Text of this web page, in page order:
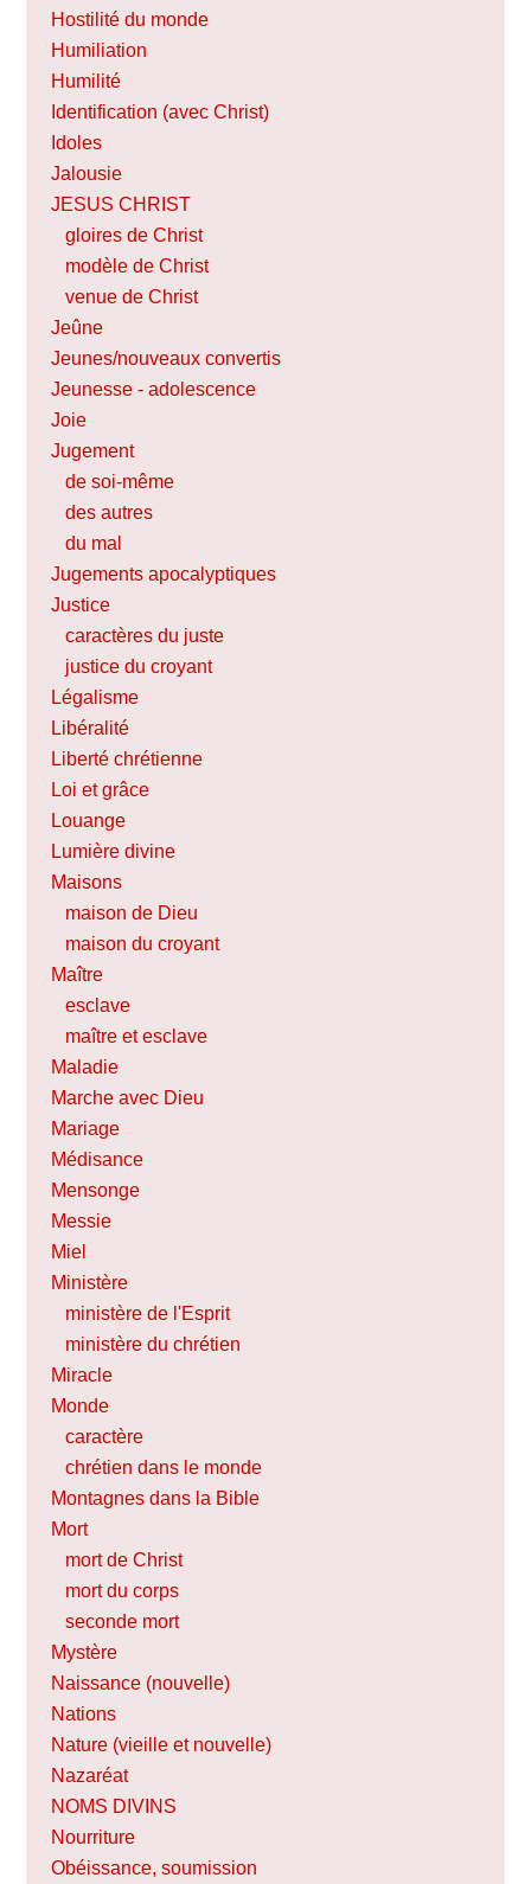
Hostilité du monde
Humiliation
Humilité
Identification (avec Christ)
Idoles
Jalousie
JESUS CHRIST
gloires de Christ
modèle de Christ
venue de Christ
Jeûne
Jeunes/nouveaux convertis
Jeunesse - adolescence
Joie
Jugement
de soi-même
des autres
du mal
Jugements apocalyptiques
Justice
caractères du juste
justice du croyant
Légalisme
Libéralité
Liberté chrétienne
Loi et grâce
Louange
Lumière divine
Maisons
maison de Dieu
maison du croyant
Maître
esclave
maître et esclave
Maladie
Marche avec Dieu
Mariage
Médisance
Mensonge
Messie
Miel
Ministère
ministère de l'Esprit
ministère du chrétien
Miracle
Monde
caractère
chrétien dans le monde
Montagnes dans la Bible
Mort
mort de Christ
mort du corps
seconde mort
Mystère
Naissance (nouvelle)
Nations
Nature (vieille et nouvelle)
Nazaréat
NOMS DIVINS
Nourriture
Obéissance, soumission